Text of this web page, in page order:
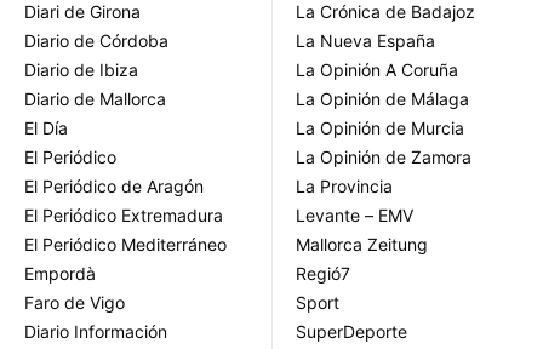
Diari de Girona
Diario de Córdoba
Diario de Ibiza
Diario de Mallorca
El Día
El Periódico
El Periódico de Aragón
El Periódico Extremadura
El Periódico Mediterráneo
Empordà
Faro de Vigo
Diario Información
La Crónica de Badajoz
La Nueva España
La Opinión A Coruña
La Opinión de Málaga
La Opinión de Murcia
La Opinión de Zamora
La Provincia
Levante – EMV
Mallorca Zeitung
Regió7
Sport
SuperDeporte